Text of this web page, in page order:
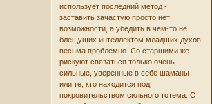
использует последний метод -
заставить зачастую просто нет
возможности, а убедить в чём-то не
блещущих интеллектом младших духов
весьма проблемно. Со старшими же
рискуют связаться только очень
сильные, уверенные в себе шаманы -
или те, кто находится под
покровительством сильного тотема. С